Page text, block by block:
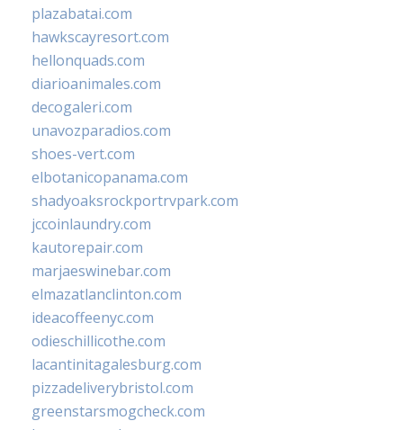
plazabatai.com
hawkscayresort.com
hellonquads.com
diarioanimales.com
decogaleri.com
unavozparadios.com
shoes-vert.com
elbotanicopanama.com
shadyoaksrockportrvpark.com
jccoinlaundry.com
kautorepair.com
marjaeswinebar.com
elmazatlanclinton.com
ideacoffeenyc.com
odieschillicothe.com
lacantinitagalesburg.com
pizzadeliverybristol.com
greenstarsmogcheck.com